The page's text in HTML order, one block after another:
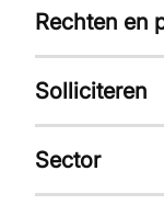
Rechten en
Solliciteren
Sector